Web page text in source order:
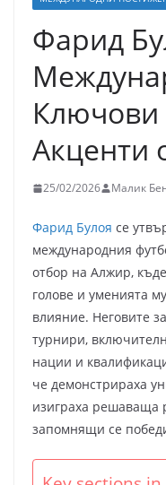
Фарид
Ключови
Акценти
25/02/2026 Малик
Фарид Булоя се
международния
отбор на Алжир,
голове и уменията
влияние. Неговите
турнири,
нации и
че демонстрираха
изиграха решаваща
запомнящи се